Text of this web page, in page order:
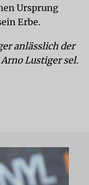
Ursprung
Erbe.
anlässlich der
Lustiger sel.